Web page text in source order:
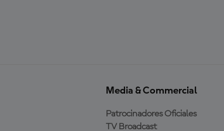
Media & Commercial
Patrocinadores Oficiales
TV Broadcast